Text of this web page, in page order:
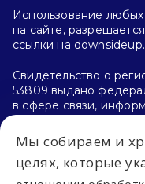
Использование
на сайте,
ссылки на
Свидетельство о
53809 выдано
в сфере связи,
и массовых
26.04.2013 г.
Политика
Мы собираем и
целях, которые